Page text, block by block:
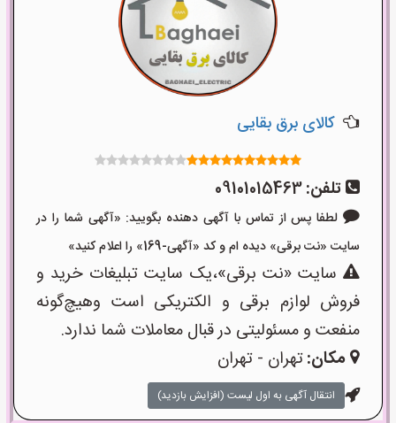
کالای برق بقایی
تلفن:09101015463
لطفا پس از تماس با آگهی دهنده بگویید: «آگهی شما را در
سایت «نت برقی» دیده ام و کد «آگهی-169» را اعلام کنید»
سایت «نت برقی»،یک سایت تبلیغات خرید و
فروش لوازم برقی و الکتریکی است وهیچ‌گونه
منفعت و مسئولیتی در قبال معاملات شما ندارد.
مکان:تهران - تهران
انتقال آگهی به اول لیست (افزایش بازدید)